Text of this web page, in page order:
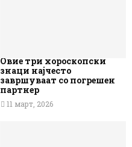
Овие три хороскопски
знаци најчесто
завршуваат со погрешен
партнер
11 март, 2026